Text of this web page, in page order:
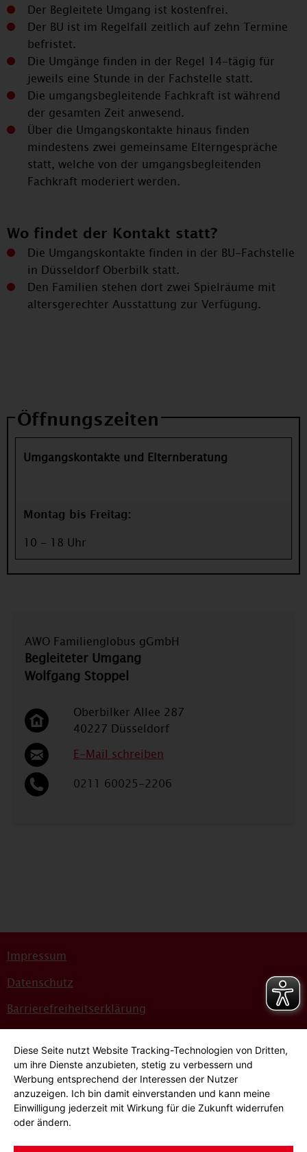
Der Begleitete Umgang ist kostenfrei.
Der BU ist im Regelfall zeitlich auf zehn Termine
befristet.
Die Umgänge finden in der Regel 14-tägig für
jeweils eine Stunde in der Fachstelle statt.
Die umgangsbegleitende Fachkraft ist während
der gesamten Zeit anwesend.
Über die Umgangskontakte hinaus finden
mindestens zwei gemeinsame Elterngespräche
statt, welche von der umgangsbegleitenden
Fachkraft moderiert werden.
Wo findet der Kontakt statt?
Die Umgangskontakte finden in der BU-Fachstelle
in Düsseldorf Oberbilk statt.
Den Familien stehen dort zwei Spielräume mit
altersgerechter Ausstattung zur Verfügung.
Öffnungszeiten
Umgangskontakte und Elternberatung
Montag bis Freitag:
10 - 18 Uhr
AWO Familienglobus gGmbH
Begleiteter Umgang
Wolfgang Stoppel
Oberbilker Allee 287
40227 Düsseldorf
E-Mail schreiben
0211 60025-2206
Impressum
Datenschutz
Barrierefreiheitserklärung
Bildnachweise
Hinweisgeber*innensystem
Cookie-Einstellungen
Diese Seite nutzt Website Tracking-Technologien von Dritten,
um ihre Dienste anzubieten, stetig zu verbessern und
Werbung entsprechend der Interessen der Nutzer
anzuzeigen. Ich bin damit einverstanden und kann meine
Einwilligung jederzeit mit Wirkung für die Zukunft widerrufen
oder ändern.